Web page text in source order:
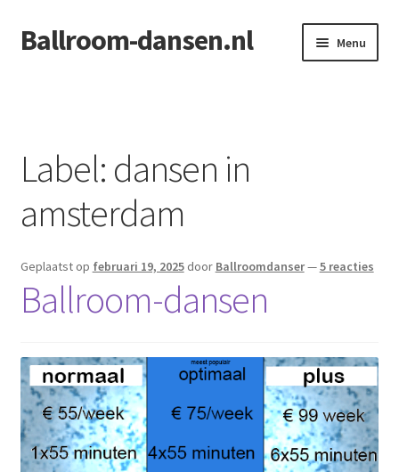
Ga
door
Ga
naar
Ballroom-dansen.nl Menu
Label: dansen in
amsterdam
Geplaatst op februari 19, 2025 door Ballroomdanser—5 reacties
Ballroom-dansen